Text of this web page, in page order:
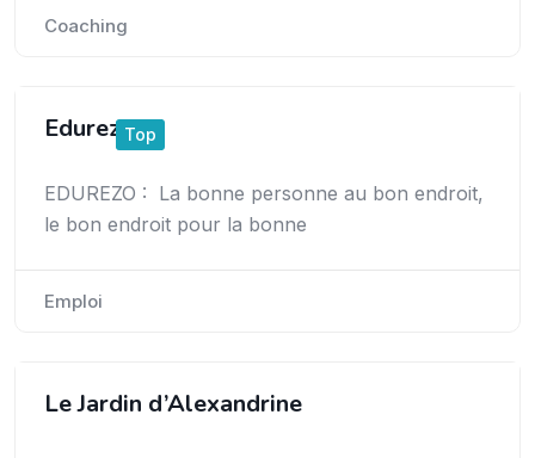
Coaching
EdurezoTop
EDUREZO : La bonne personne au bon endroit,
le bon endroit pour la bonne
Emploi
Le Jardin d’Alexandrine